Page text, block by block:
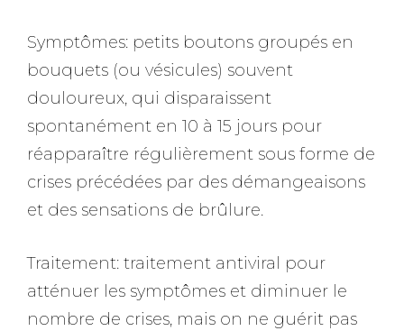
Symptômes: petits boutons groupés en
bouquets (ou vésicules) souvent
douloureux, qui disparaissent
spontanément en 10 à 15 jours pour
réapparaître régulièrement sous forme de
crises précédées par des démangeaisons
et des sensations de brûlure.
Traitement: traitement antiviral pour
atténuer les symptômes et diminuer le
nombre de crises, mais on ne guérit pas